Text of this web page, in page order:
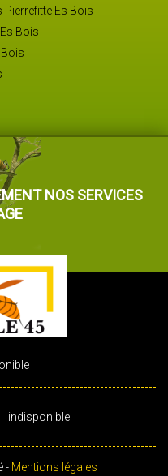
Es Bois
Bois
NOS SERVICES
indisponible
- Mentions légales